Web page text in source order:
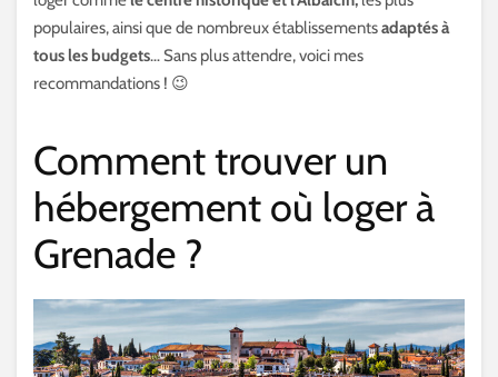
populaires, ainsi que de nombreux établissementsadaptés à
tous les budgets… Sans plus attendre, voici mes
recommandations ! 😉
Comment trouver un
hébergement où loger à
Grenade ?